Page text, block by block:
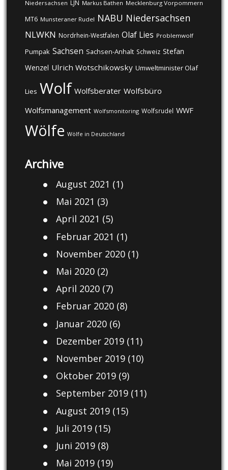
Niedersachsen LJN Markus Bathen Mecklenburg Vorpommern
MT6 Munsteraner Rudel NABU Niedersachsen
NLWKN Nordrhein-Westfalen Olaf Lies Problemwolf
Pumpak Sachsen Sachsen-Anhalt Schweiz Stefan
Wenzel Ulrich Wotschikowsky Umweltminister Olaf
Lies Wolf Wolfsberater Wolfsbüro
Wolfsmanagement Wolfsmonitoring Wolfsrudel WWF
Wölfe Wölfe in Deutschland
Archive
August 2021 (1)
Mai 2021 (3)
April 2021 (5)
Februar 2021 (1)
November 2020(1)
Mai 2020(2)
April 2020(7)
Februar 2020(8)
Januar 2020(6)
Dezember 2019(11)
November 2019(10)
Oktober 2019(9)
September 2019(11)
August 2019(15)
Juli 2019(15)
Juni 2019(8)
Mai 2019(19)